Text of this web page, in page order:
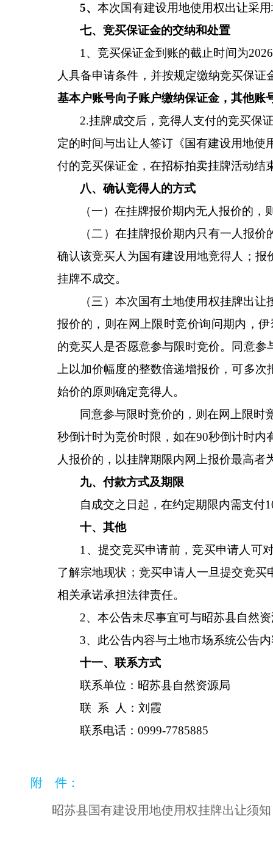
5、本次国有建设用地使用权出让采
七、竞买保证金的交纳和处置
1、竞买保证金到账的截止时间为
人具备申请条件，并按规定缴纳竞买保证
基本户账号向子账户缴纳保证金，其他
2.挂牌成交后，竞得人支付的竞买保
定的时间与出让人签订《国有建设用地
付的竞买保证金，在招标拍卖挂牌活动结
八、确认竞得人的方式
（一）在挂牌报价期内无人报价的
（二）在挂牌报价期内只有一人报
确认该竞买人为国有建设用地竞得人；
挂牌不成交。
（三）本次国有土地使用权挂牌出
报价的，则在网上限时竞价询问期内，
的竞买人是否愿意参与限时竞价。同意
上以加价幅度的整数倍递增报价，可多
始价的原则确定竞得人。
同意参与限时竞价的，则在网上限时
秒倒计时为竞价时限，如在90秒倒计时
人报价的，以挂牌期限内网上报价最高者
九、付款方式及期限
自成交之日起，在约定期限内需支付
十、其他
1、提交竞买申请前，竞买申请人可
了解宗地现状；竞买申请人一旦提交竞
相关承诺承担法律责任。
2、本公告未尽事宜可与昭苏县自然
3、此公告内容与土地市场系统公告
十一、联系方式
联系单位：昭苏县自然资
联 系 人：刘
联系电话：0999-
附 件：
昭苏县国有建设用地使用权挂牌出让须知